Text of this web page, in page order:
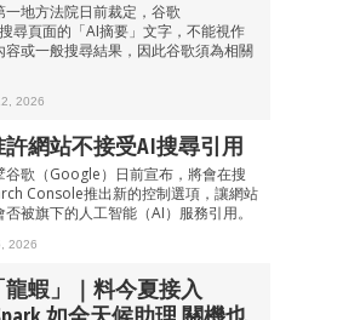
一地方法院日前裁定，谷歌
尋頁面的「AI摘要」文字，不能視作
容或一般搜尋結果，因此谷歌須為相關
2026
網站不接受AI搜尋引用
谷歌（Google）日前宣布，將會在搜
Console推出新的控制選項，讓網站
被旗下的人工智能（AI）服務引用。
2026
蝦」｜料今夏接入